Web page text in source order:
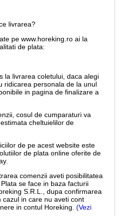
livrarea?
pe www.horeking.ro ai la
de plata:
la livrarea coletului, daca alegi
ridicarea personala de la unul
in pagina de finalizare a
cosul de cumparaturi va
cheltuielilor de
de pe acest website este
de plata online oferite de
comenzii aveti posibilitatea
se face in baza facturii
S.R.L., dupa confirmarea
cazul in care nu aveti cont
in contul Horeking. (Vezi